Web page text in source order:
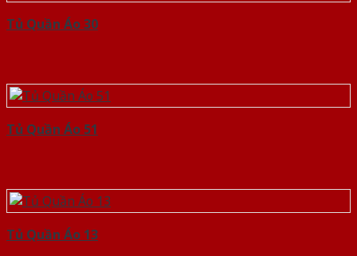
Tủ Quần Áo 30
Tủ Quần Áo 51
Tủ Quần Áo 13